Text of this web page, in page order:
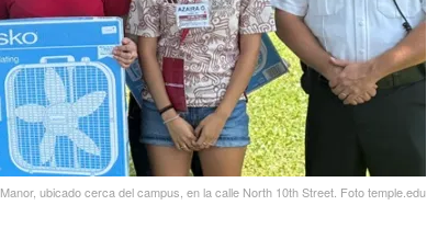
ubicado cerca del campus, en la calle North 10th Street. Foto temple.edu